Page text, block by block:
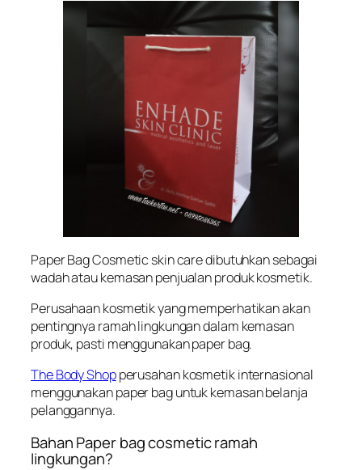
Paper Bag Cosmetic skin care dibutuhkan sebagai
wadah atau kemasan penjualan produk kosmetik.
Perusahaan kosmetik yang memperhatikan akan
pentingnya ramah lingkungan dalam kemasan
produk, pasti menggunakan paper bag.
The Body Shopperusahan kosmetik internasional
menggunakan paper bag untuk kemasan belanja
pelanggannya.
Bahan Paper bag cosmetic ramah
lingkungan?